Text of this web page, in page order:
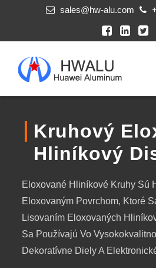
sales@hw-alu.com
Kruhový
Hliníkový
Eloxované Hliníkové Kruhy Sú
Eloxovaným Povrchom, Ktoré
Lisovaním Eloxovaných
Sa Používajú Vo
Dekoratívne Diely A